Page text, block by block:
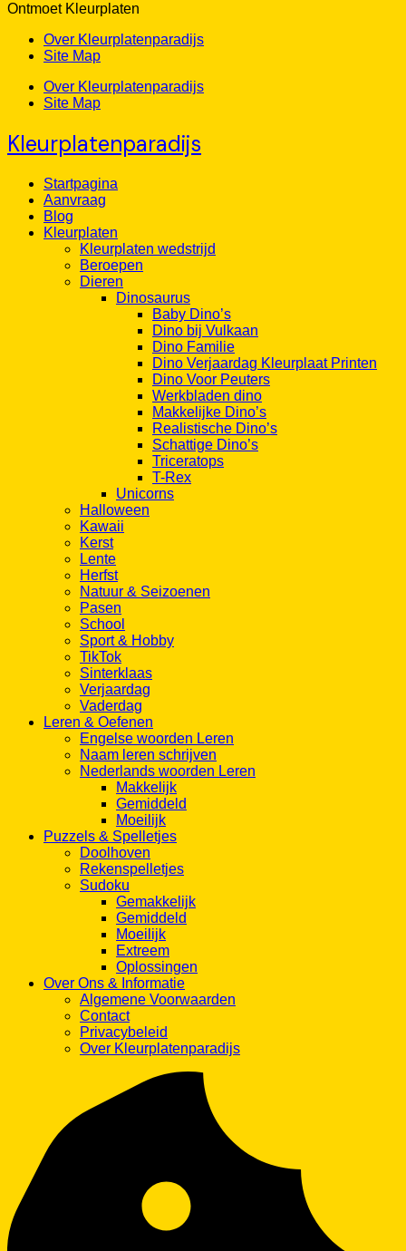
Ontmoet Kleurplaten
Over Kleurplatenparadijs
Site Map
Over Kleurplatenparadijs
Site Map
Kleurplatenparadijs
Startpagina
Aanvraag
Blog
Kleurplaten
Kleurplaten wedstrijd
Beroepen
Dieren
Dinosaurus
Baby Dino’s
Dino bij Vulkaan
Dino Familie
Dino Verjaardag Kleurplaat Printen
Dino Voor Peuters
Werkbladen dino
Makkelijke Dino’s
Realistische Dino’s
Schattige Dino’s
Triceratops
T-Rex
Unicorns
Halloween
Kawaii
Kerst
Lente
Herfst
Natuur & Seizoenen
Pasen
School
Sport & Hobby
TikTok
Sinterklaas
Verjaardag
Vaderdag
Leren & Oefenen
Engelse woorden Leren
Naam leren schrijven
Nederlands woorden Leren
Makkelijk
Gemiddeld
Moeilijk
Puzzels & Spelletjes
Doolhoven
Rekenspelletjes
Sudoku
Gemakkelijk
Gemiddeld
Moeilijk
Extreem
Oplossingen
Over Ons & Informatie
Algemene Voorwaarden
Contact
Privacybeleid
Over Kleurplatenparadijs